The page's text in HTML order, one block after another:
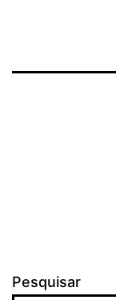
Pesquisar